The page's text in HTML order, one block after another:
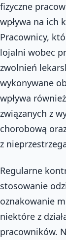
fizyczne
wpływa na ich
Pracownicy,
lojalni wobec
zwolnień
wykonywane
wpływa
związanych z
chorobową
z
Regularne
stosowanie
oznakowanie
niektóre z
pracowników.